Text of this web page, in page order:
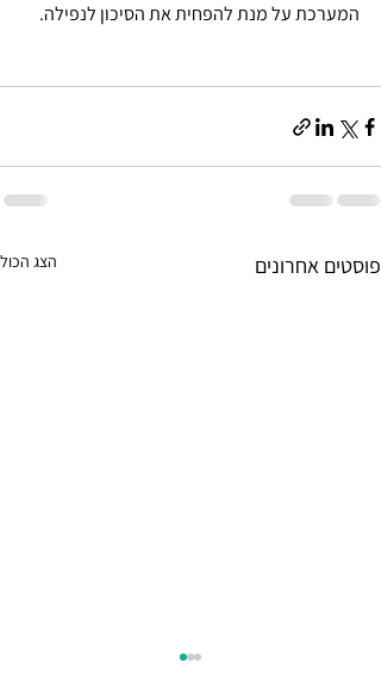
המערכת על מנת להפחית את הסיכון לנפילה.
פוסטים אחרונים הצג הכול